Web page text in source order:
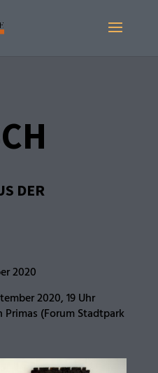
DER
2020
2020, 19 Uhr
Primas (Forum Stadtpark